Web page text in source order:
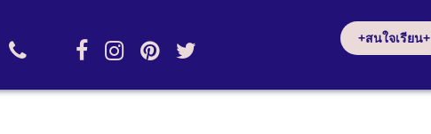
+สนใจเรียน+